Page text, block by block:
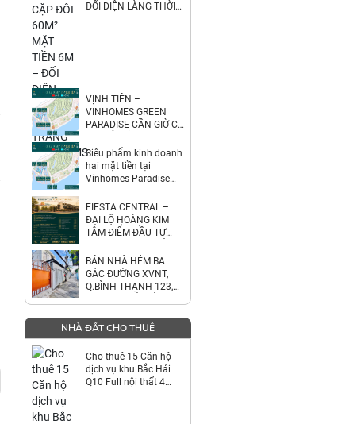
ĐỐI DIỆN LÀNG THỜI
VỊNH TIÊN –
VINHOMES GREEN
PARADISE CẦN GIỜ CƠ
NGHỈ DƯỠNG & ĐẦU
TƯ TẠI PHÂN KHU
Siêu phẩm kinh doanh
hai mặt tiền tại
Vinhomes Paradise
FIESTA CENTRAL –
ĐẠI LỘ HOÀNG KIM
TÂM ĐIỂM ĐẦU TƯ
BÌNH DƯƠNG
BÁN NHÀ HẺM BA
GÁC ĐƯỜNG XVNT,
Q.BÌNH THẠNH 123,5
NHÀ ĐẤT CHO THUÊ
Cho thuê 15 Căn hộ
dịch vụ khu Bắc Hải
Q10 Full nội thất 4